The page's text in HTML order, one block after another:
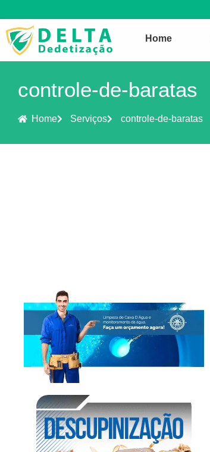
Home
controle-de-baratas
Home Serviços controle-de-baratas